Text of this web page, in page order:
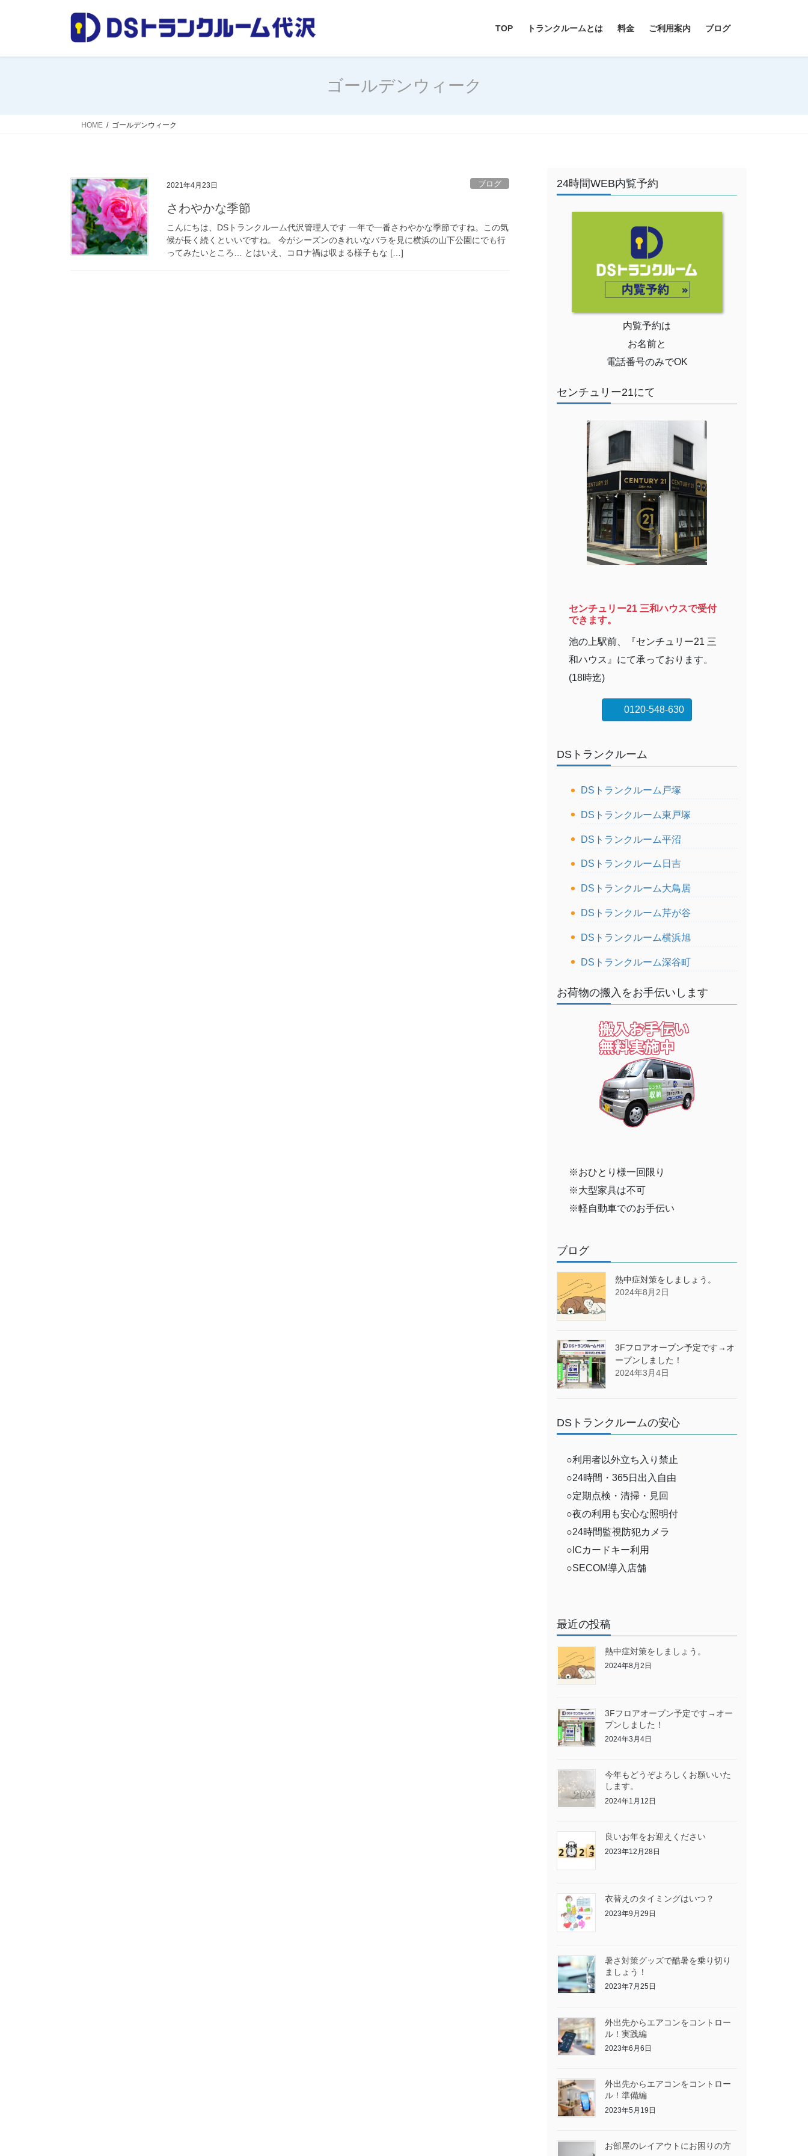
TOP トランクルームとは 料金 ご利用案内 ブログ
ゴールデンウィーク
HOME ゴールデンウィーク
2021年4月23日 ブログ
さわやかな季節
こんにちは、DSトランクルーム代沢管理人です 一年で一番さわやかな季節ですね。この気
候が長く続くといいですね。 今がシーズンのきれいなバラを見に横浜の山下公園にでも行
ってみたいところ… とはいえ、コロナ禍は収まる様子もな […]
24時間WEB内覧予約
内覧予約は
お名前と
電話番号のみでOK
センチュリー21にて
センチュリー21 三和ハウスで受付
できます。
池の上駅前、『センチュリー21 三
和ハウス』にて承っております。
(18時迄)
0120-548-630
DSトランクルーム
DSトランクルーム戸塚
DSトランクルーム東戸塚
DSトランクルーム平沼
DSトランクルーム日吉
DSトランクルーム大鳥居
DSトランクルーム芹が谷
DSトランクルーム横浜旭
DSトランクルーム深谷町
お荷物の搬入をお手伝いします
※おひとり様一回限り
※大型家具は不可
※軽自動車でのお手伝い
ブログ
熱中症対策をしましょう。
2024年8月2日
3Fフロアオープン予定です→オ
ープンしました！
2024年3月4日
DSトランクルームの安心
○利用者以外立ち入り禁止
○24時間・365日出入自由
○定期点検・清掃・見回
○夜の利用も安心な照明付
○24時間監視防犯カメラ
○ICカードキー利用
○SECOM導入店舗
最近の投稿
熱中症対策をしましょう。
2024年8月2日
3Fフロアオープン予定です→オー
プンしました！
2024年3月4日
今年もどうぞよろしくお願いいた
します。
2024年1月12日
良いお年をお迎えください
2023年12月28日
衣替えのタイミングはいつ？
2023年9月29日
暑さ対策グッズで酷暑を乗り切り
ましょう！
2023年7月25日
外出先からエアコンをコントロー
ル！実践編
2023年6月6日
外出先からエアコンをコントロー
ル！準備編
2023年5月19日
お部屋のレイアウトにお困りの方